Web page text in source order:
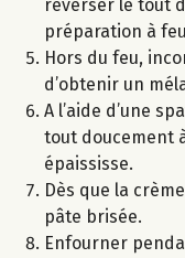
reverser le tout
préparation à
Hors du feu,
d’obtenir un
A l’aide d’une
tout doucement
épaississe.
Dès que la
pâte brisée.
Enfourner